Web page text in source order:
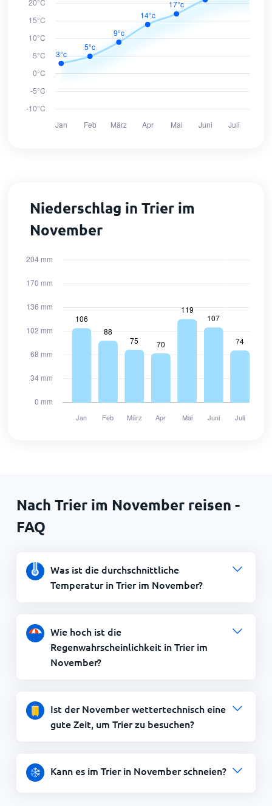
Niederschlag in Trier im
November
Nach Trier im November reisen -
FAQ
Was ist die durchschnittliche
Temperatur in Trier im November?
Wie hoch ist die
Regenwahrscheinlichkeit in Trier im
November?
Ist der November wettertechnisch eine
gute Zeit, um Trier zu besuchen?
Kann es im Trier in November schneien?